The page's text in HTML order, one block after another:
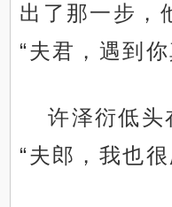
出了那一步，
“夫君，遇到
许泽衍低头
“夫郎，我也